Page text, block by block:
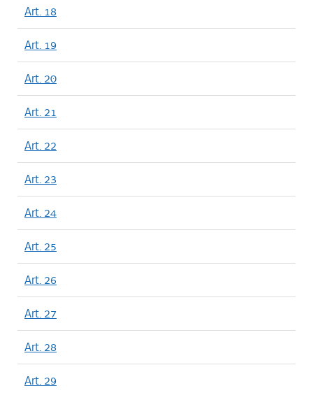
Art. 18
Art. 19
Art. 20
Art. 21
Art. 22
Art. 23
Art. 24
Art. 25
Art. 26
Art. 27
Art. 28
Art. 29